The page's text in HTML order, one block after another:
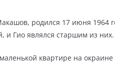
родился 17 июня 1964
и Гио являлся старшим из них.
квартире на